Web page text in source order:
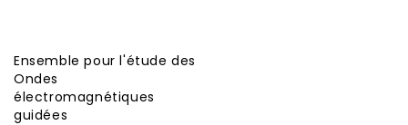
Ensemble pour l'étude des
Ondes
électromagnétiques
guidées